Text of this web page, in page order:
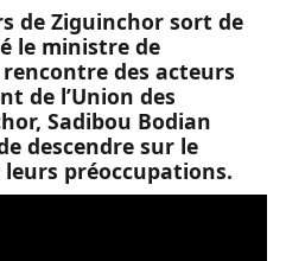
de Ziguinchor sort de
le ministre de
des acteurs
de l’Union des
Sadibou Bodian
descendre sur le
préoccupations.